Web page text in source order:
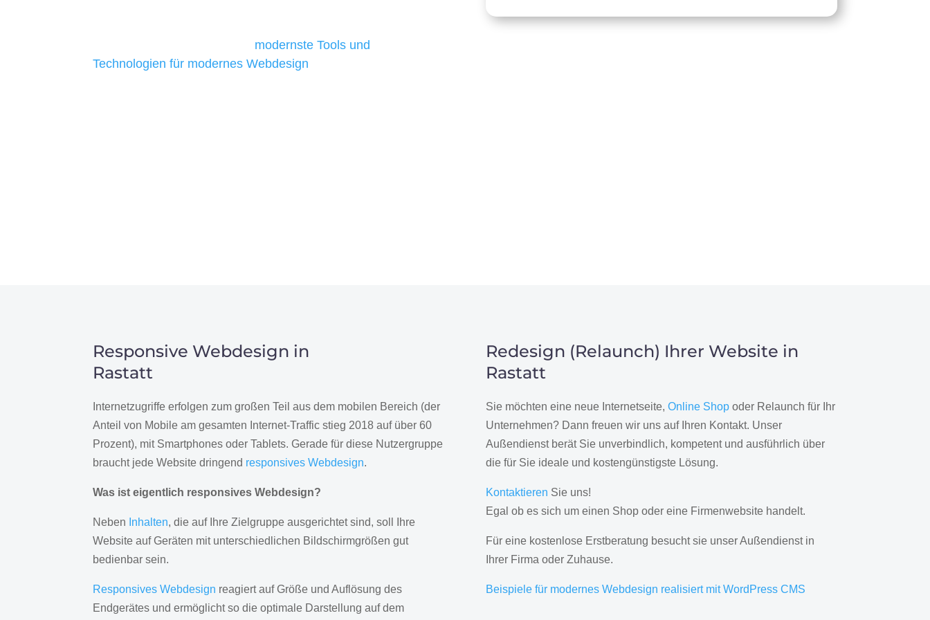
modernste Tools und
Technologien für modernes Webdesign
Responsive Webdesign in
Rastatt
Internetzugriffe erfolgen zum großen Teil aus dem mobilen Bereich (der
Anteil von Mobile am gesamten Internet-Traffic stieg 2018 auf über 60
Prozent), mit Smartphones oder Tablets. Gerade für diese Nutzergruppe
braucht jede Website dringend responsives Webdesign.
Was ist eigentlich responsives Webdesign?
Neben Inhalten, die auf Ihre Zielgruppe ausgerichtet sind, soll Ihre
Website auf Geräten mit unterschiedlichen Bildschirmgrößen gut
bedienbar sein.
Responsives Webdesign reagiert auf Größe und Auflösung des
Endgerätes und ermöglicht so die optimale Darstellung auf dem
Redesign (Relaunch) Ihrer Website in
Rastatt
Sie möchten eine neue Internetseite, Online Shopoder Relaunch für Ihr
Unternehmen? Dann freuen wir uns auf Ihren Kontakt. Unser
Außendienst berät Sie unverbindlich, kompetent und ausführlich über
die für Sie ideale und kostengünstigste Lösung.
Kontaktieren Sie uns!
Egal ob es sich um einen Shop oder eine Firmenwebsite handelt.
Für eine kostenlose Erstberatung besucht sie unser Außendienst in
Ihrer Firma oder Zuhause.
Beispiele für modernes Webdesign realisiert mit WordPress CMS